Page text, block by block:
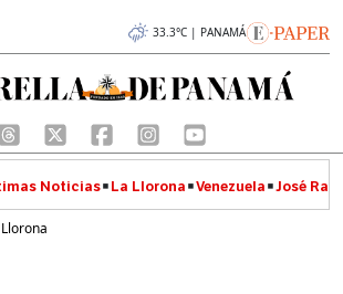
33.3°C | PANAMÁ
Noticias La Llorona Venezuela José